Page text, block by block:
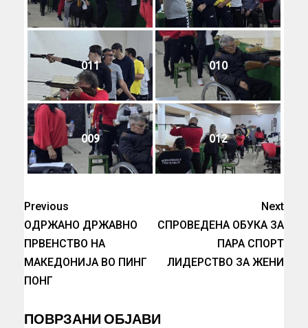
011 010
009 012
Previous
ОДРЖАНО ДРЖАВНО
ПРВЕНСТВО НА
МАКЕДОНИЈА ВО ПИНГ
ПОНГ
Next
СПРОВЕДЕНА ОБУКА ЗА
ПАРА СПОРТ
ЛИДЕРСТВО ЗА ЖЕНИ
ПОВРЗАНИ ОБЈАВИ